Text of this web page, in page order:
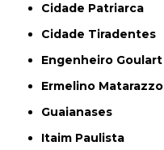
Cidade Patriarca
Cidade Tiradentes
Engenheiro Goulart
Ermelino Matarazzo
Guaianases
Itaim Paulista